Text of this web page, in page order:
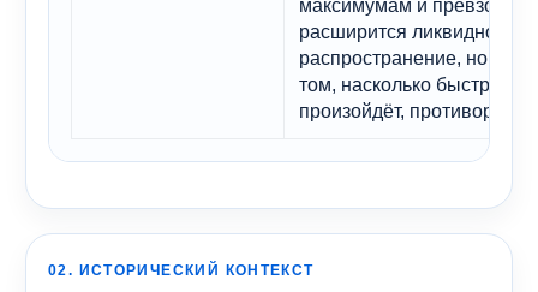
максимумам и превзойти
расширится ликвидность и
распространение, но
том, насколько быстро это
произойдёт,
02. ИСТОРИЧЕСКИЙ КОНТЕКСТ